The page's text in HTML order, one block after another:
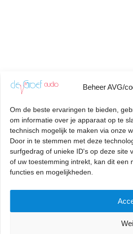
Beheer AVG/
Om de beste ervaringen te bieden,
om informatie over je apparaat op te
technisch mogelijk te maken via onze
Door in te stemmen met deze
surfgedrag of unieke ID's op deze site
of uw toestemming intrekt, kan dit een
functies en mogelijkheden.